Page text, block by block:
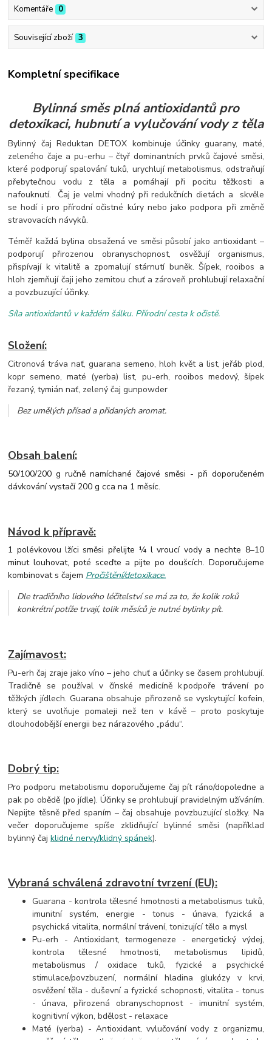
Komentáře 0
Související zboží 3
Kompletní specifikace
Bylinná směs plná antioxidantů pro
detoxikaci, hubnutí a vylučování vody z těla
Bylinný čaj Reduktan DETOX kombinuje účinky guarany, maté,
zeleného čaje a pu-erhu – čtyř dominantních prvků čajové směsi,
které podporují spalování tuků, urychlují metabolismus, odstraňují
přebytečnou vodu z těla a pomáhají při pocitu těžkosti a
nafouknutí. Čaj je velmi vhodný při redukčních dietách a skvěle
se hodí i pro přírodní očistné kúry nebo jako podpora při změně
stravovacích návyků.
Téměř každá bylina obsažená ve směsi působí jako antioxidant –
podporují přirozenou obranyschopnost, osvěžují organismus,
přispívají k vitalitě a zpomalují stárnutí buněk. Šípek, rooibos a
hloh zjemňují čaji jeho zemitou chuť a zároveň prohlubují relaxační
a povzbuzující účinky.
Síla antioxidantů v každém šálku. Přírodní cesta k očistě.
Složení:
Citronová tráva nať, guarana semeno, hloh květ a list, jeřáb plod,
kopr semeno, maté (yerba) list, pu-erh, rooibos medový, šípek
řezaný, tymián nať, zelený čaj gunpowder
Bez umělých přísad a přidaných aromat.
Obsah balení:
50/100/200 g ručně namíchané čajové směsi - při doporučeném
dávkování vystačí 200 g cca na 1 měsíc.
Návod k přípravě:
1 polévkovou lžíci směsi přelijte ¼ l vroucí vody a nechte 8–10
minut louhovat, poté sceďte a pijte po doušcích. Doporučujeme
kombinovat s čajem Pročištění/detoxikace.
Dle tradičního lidového léčitelství se má za to, že kolik roků
konkrétní potíže trvají, tolik měsíců je nutné bylinky pít.
Zajímavost:
Pu-erh čaj zraje jako víno – jeho chuť a účinky se časem prohlubují.
Tradičně se používal v čínské medicíně k podpoře trávení po
těžkých jídlech. Guarana obsahuje přirozeně se vyskytující kofein,
který se uvolňuje pomaleji než ten v kávě – proto poskytuje
dlouhodobější energii bez nárazového „pádu“.
Dobrý tip:
Pro podporu metabolismu doporučujeme čaj pít ráno/dopoledne a
pak po obědě (po jídle). Účinky se prohlubují pravidelným užíváním.
Nepijte těsně před spaním – čaj obsahuje povzbuzující složky. Na
večer doporučujeme spíše zklidňující bylinné směsi (například
bylinný čajklidné nervy/klidný spánek).
Vybraná schválená zdravotní tvrzení (EU):
Guarana - kontrola tělesné hmotnosti a metabolismus tuků,
imunitní systém, energie - tonus - únava, fyzická a
psychická vitalita, normální trávení, tonizující tělo a mysl
Pu-erh - Antioxidant, termogeneze - energetický výdej,
kontrola tělesné hmotnosti, metabolismus lipidů,
metabolismus / oxidace tuků, fyzické a psychické
stimulace/povzbuzení, normální hladina glukózy v krvi,
osvěžení těla - duševní a fyzické schopnosti, vitalita - tonus
- únava, přirozená obranyschopnost - imunitní systém,
kognitivní výkon, bdělost - relaxace
Maté (yerba) - Antioxidant, vylučování vody z organizmu,